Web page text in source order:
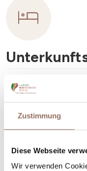
Zustimmung
Diese Webseite
Wir verwenden
Rooms number:
Anzahl
Beds number: